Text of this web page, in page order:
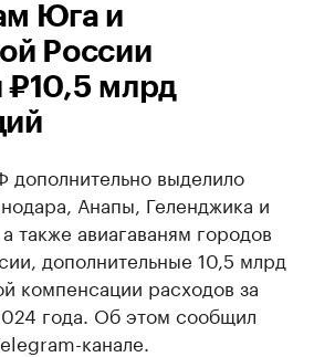
Юга и
России
₽10,5 млрд
дополнительно выделило
Анапы, Геленджика и
также авиагаваням городов
дополнительные 10,5 млрд
компенсации расходов за
года. Об этом сообщил
канале.